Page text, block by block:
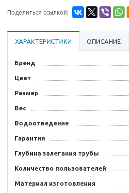
Поделиться ссылкой:
ХАРАКТЕРИСТИКИ ОПИСАНИЕ
Бренд
Цвет
Размер
Вес
Водоотведение
Гарантия
Глубина залегания трубы
Количество пользователей
Материал изготовления